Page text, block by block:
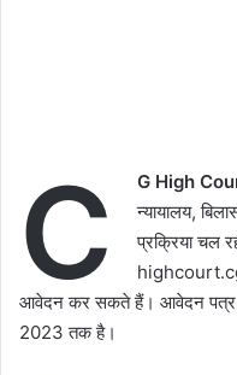
C G High
न्यायालय,
प्रक्रिया चल
आवेदन कर सकते हैं। आवेदन पत्र
2023 तक है।